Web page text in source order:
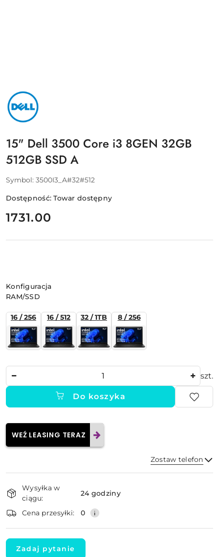
NAZWA
PRODUCENTA:
DELL
15" Dell 3500 Core i3 8GEN 32GB
512GB SSD A
Symbol: 3500I3_A#32#512
Dostępność:Towar dostępny
cena:
1731.00
Wariant
Konfiguracja
RAM/SSD
16 / 256 16 / 512 32 / 1TB 8 / 256
szt.
Do koszyka
WEŹ LEASING TERAZ
Zostaw telefon
i
dostawa
Wysyłka w
ciągu:
24 godziny
Cena przesyłki: 0
Zadaj pytanie